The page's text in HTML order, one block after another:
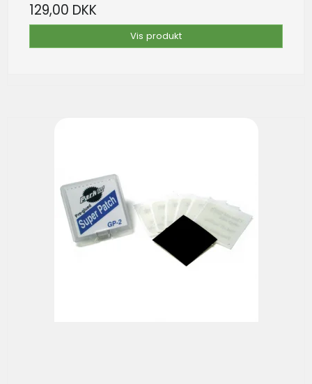
129,00 DKK
Vis produkt